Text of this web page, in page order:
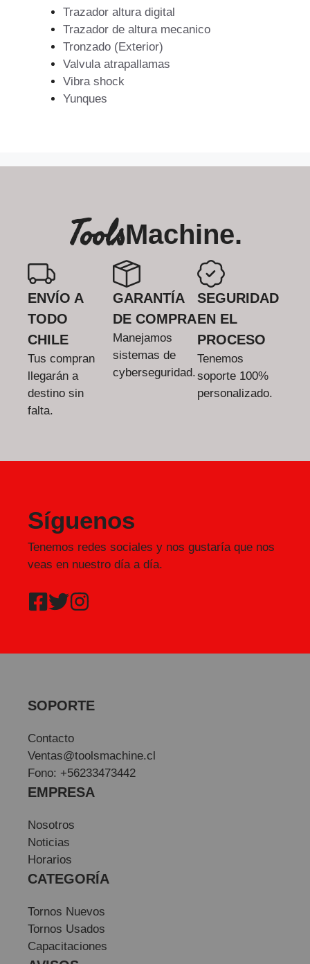
Trazador altura digital
Trazador de altura mecanico
Tronzado (Exterior)
Valvula atrapallamas
Vibra shock
Yunques
ToolsMachine.
ENVÍO A
TODO
CHILE
Tus compran
llegarán a
destino sin
falta.
GARANTÍA
DE COMPRA
Manejamos
sistemas de
cyberseguridad.
SEGURIDAD
EN EL
PROCESO
Tenemos
soporte 100%
personalizado.
Síguenos
Tenemos redes sociales y nos gustaría que nos
veas en nuestro día a día.
SOPORTE
Contacto
Ventas@toolsmachine.cl
Fono: +56233473442
EMPRESA
Nosotros
Noticias
Horarios
CATEGORÍA
Tornos Nuevos
Tornos Usados
Capacitaciones